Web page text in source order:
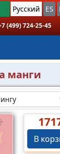
Русский ES
(499) 724-25-45
манги
В